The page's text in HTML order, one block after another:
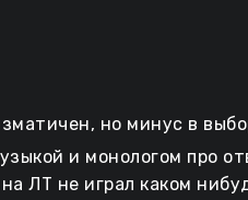
но минус в
и монологом про
ЛТ не играл каком